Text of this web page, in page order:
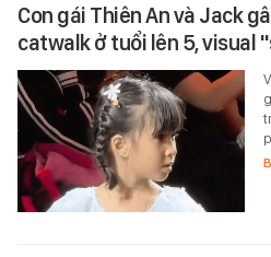
Con gái Thiên An và Jack
catwalk ở tuổi lên 5, visual